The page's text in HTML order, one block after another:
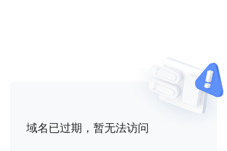
域名已过期，暂无法访问